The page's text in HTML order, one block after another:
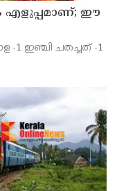
എളുപ്പമാണ്; ഈ
-1 ഇഞ്ചി ചതച്ചത് -1